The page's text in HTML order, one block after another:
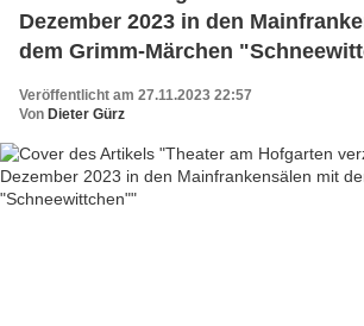
Dezember 2023 in den
dem Grimm-Märchen
Veröffentlicht am 27.11.2023 22:57
Von Dieter Gürz